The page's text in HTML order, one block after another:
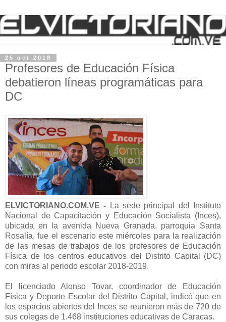
25 oct 2018
Profesores de Educación Física
debatieron líneas programáticas para
DC
ELVICTORIANO.COM.VE -
La sede principal del Instituto
Nacional de Capacitación y Educación Socialista (Inces),
ubicada en la avenida Nueva Granada, parroquia Santa
Rosalía, fue el escenario este miércoles para la realización
de las mesas de trabajos de los profesores de Educación
Física de los centros educativos del Distrito Capital (DC)
con miras al periodo escolar 2018-2019.
El licenciado Alonso Tovar, coordinador de Educación
Física y Deporte Escolar del Distrito Capital, indicó que en
los espacios abiertos del Inces se reunieron más de 720 de
sus colegas de 1.468 instituciones educativas de Caracas.